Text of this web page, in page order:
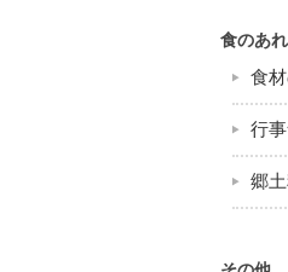
食のあ
食
行
郷